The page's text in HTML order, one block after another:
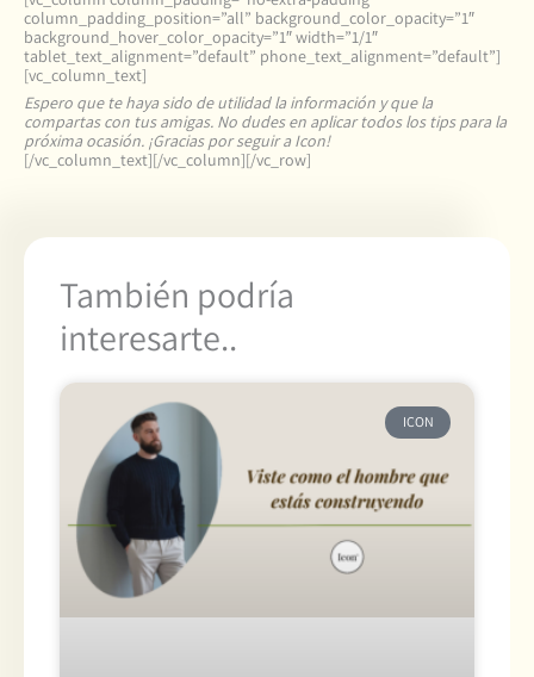
column_padding_position=”all” background_color_opacity=”1″
background_hover_color_opacity=”1″ width=”1/1″
tablet_text_alignment=”default” phone_text_alignment=”default”]
[vc_column_text]
Espero que te haya sido de utilidad la información y que la
compartas con tus amigas. No dudes en aplicar todos los tips para la
próxima ocasión. ¡Gracias por seguir a Icon!
[/vc_column_text][/vc_column][/vc_row]
También podría
interesarte..
ICON